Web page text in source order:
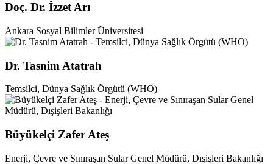
Doç. Dr. İzzet Arı
Ankara Sosyal Bilimler Üniversitesi
Dr. Tasnim Atatrah
Temsilci, Dünya Sağlık Örgütü (WHO)
Büyükelçi Zafer Ateş
Enerji, Çevre ve Sınıraşan Sular Genel Müdürü, Dışişleri Bakanlığı